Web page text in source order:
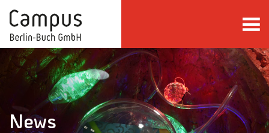
direkt zum Inhalt springen
News